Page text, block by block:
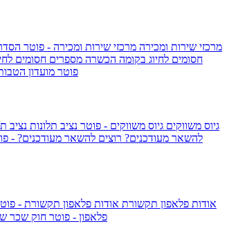
מרכזי שירות ומכירה מרכזי שירות ומכירה - פוטר
חסומים לחיוג בקומה הכשרה מספרים חסומים
IsraelieSIM by Pelephone - פוטר מועדון
גיוס משווקים גיוס משווקים - פוטר נציב תלונות נציב
להשאר מעודכנים? רוצים להשאר מעודכנים? -
אודות פלאפון תקשורת אודות פלאפון תקשורת -
פלאפון - פוטר חוק שכר